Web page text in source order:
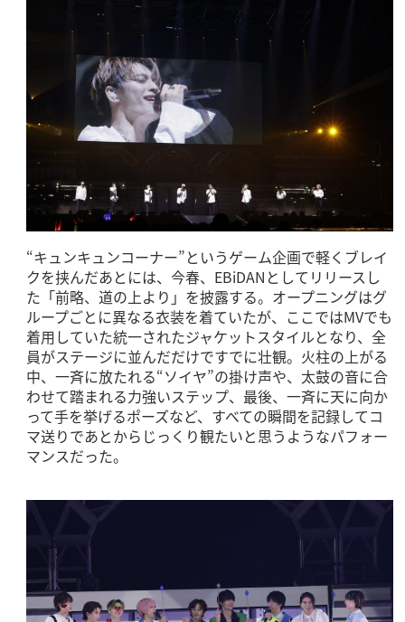
“キュンキュンコーナー”というゲーム企画で軽くブレイ
クを挟んだあとには、今春、EBiDANとしてリリースし
た「前略、道の上より」を披露する。オープニングはグ
ループごとに異なる衣装を着ていたが、ここではMVでも
着用していた統一されたジャケットスタイルとなり、全
員がステージに並んだだけですでに壮観。火柱の上がる
中、一斉に放たれる“ソイヤ”の掛け声や、太鼓の音に合
わせて踏まれる力強いステップ、最後、一斉に天に向か
って手を挙げるポーズなど、すべての瞬間を記録してコ
マ送りであとからじっくり観たいと思うようなパフォー
マンスだった。